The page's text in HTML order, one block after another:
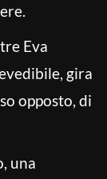
Eva
gira
opposto, di
una